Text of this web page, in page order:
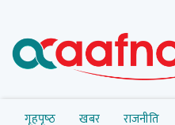
गृहपृष्‍ठ खबर राजनीति